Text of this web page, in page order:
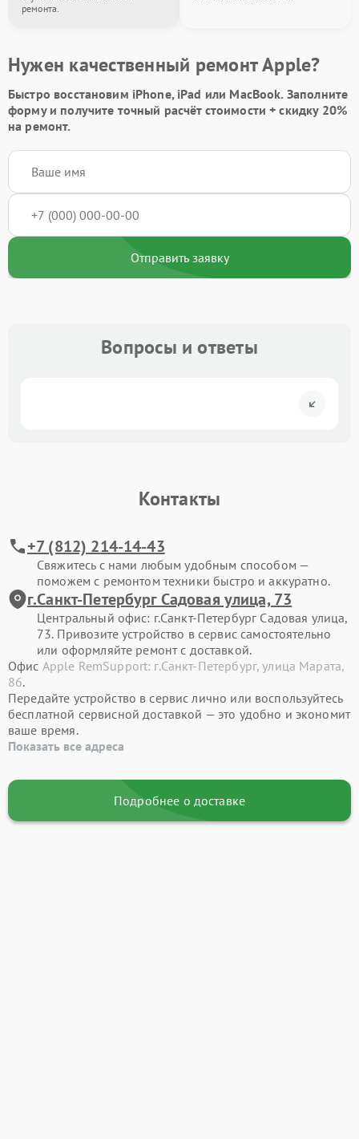
ремонта.
Нужен качественный ремонт Apple?
Быстро восстановим iPhone, iPad или MacBook. Заполните
формуи получите точный расчёт стоимости +скидку 20%
на ремонт.
Отправить заявку
Вопросы и ответы
Контакты
+7 (812) 214-14-43
Свяжитесь с нами любым удобным способом —
поможем с ремонтом техники быстро и аккуратно.
г.Санкт-Петербург Садовая улица, 73
Центральный офис: г.Санкт-Петербург Садовая улица,
73. Привозите устройство в сервис самостоятельно
или оформляйте ремонт с доставкой.
Офис Apple RemSupport: г.Санкт-Петербург, улица Марата,
86.
Передайте устройство в сервис лично или воспользуйтесь
бесплатной сервисной доставкой — это удобно и экономит
ваше время.
Показать все адреса
Подробнее о доставке